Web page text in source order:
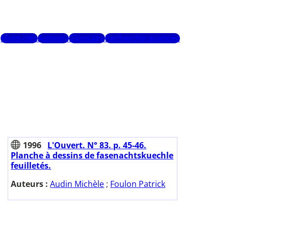
Mots-clésAuteursGlossaireRecherche avancée
1996 L'Ouvert. N° 83. p. 45-46.
Planche à dessins de fasenachtskuechle
feuilletés.
Auteurs :Audin Michèle ; Foulon Patrick